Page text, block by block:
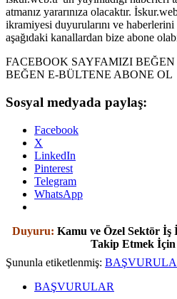
atmanız yararınıza olacaktır.
ikramiyesi duyurularını ve
aşağıdaki kanallardan bize abone
FACEBOOK SAYFAMIZI
BEĞEN E-BÜLTENE ABONE OL
Sosyal medyada paylaş:
Facebook
X
LinkedIn
Pinterest
Telegram
WhatsApp
Duyuru: Kamu ve Özel Sektör İş
Takip Etmek İçin
Şununla etiketlenmiş:
BAŞVURULAR